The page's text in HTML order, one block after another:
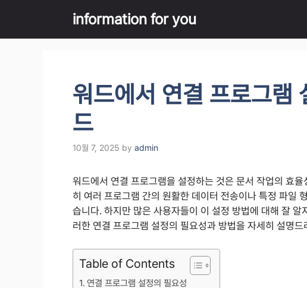
content
information for you
워드에서 연결 프로그램
드
10월 7, 2025 by admin
워드에서 연결 프로그램을 설정하는 것은 문서 작업의 효
히 여러 프로그램 간의 원활한 데이터 전송이나 특정 파일
습니다. 하지만 많은 사용자들이 이 설정 방법에 대해 잘 알
러한 연결 프로그램 설정의 필요성과 방법을 자세히 설명
Table of Contents
연결 프로그램 설정의 필요성